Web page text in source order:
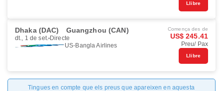
Llibre
Dhaka (DAC) Guangzhou (CAN)
dt., 1 de set. Directe
US-Bangla Airlines
Comença des de
US$ 245.41
Preu/ Pax
Llibre
Tingues en compte que els preus que apareixen en aquesta